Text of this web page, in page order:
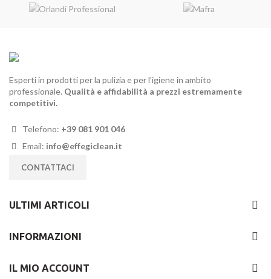
55,00€.48,90€.
Esperti in prodotti per la pulizia e per l'igiene in ambito
professionale. Qualità e affidabilità a prezzi estremamente
competitivi.
Telefono: +39 081 901 046
Email: info@effegiclean.it
CONTATTACI
ULTIMI ARTICOLI
INFORMAZIONI
IL MIO ACCOUNT